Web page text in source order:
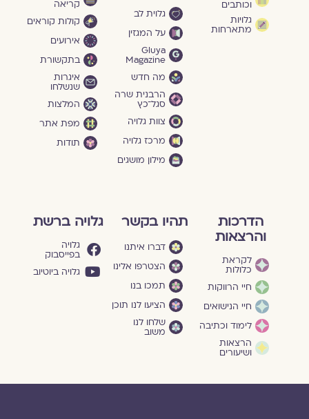
וכותבים
גלויות
מתארחות
גלוית לב
על המגזין
Gluya
Magazine
מה חדש
הרבנית שרה
סגל־כץ
צוות גלויה
מרכז גלויה
מילון מושגים
קריאה
קולות קוראים
אירועים
בתקשורת
איגרות
שנשלחו
המלצות
מפת אתר
תודות
הדרכות
והרצאות
לקראת
כלולות
חיי הרווקות
חיי הנישואים
לימוד וכתיבה
הרצאות
ושיעורים
תהיו בקשר
דברו איתנו
הצטרפו אלינו
תמכו בנו
הציעו לנו תוכן
שלחו לנו
משוב
גלויה ברשת
גלויה
בפייסבוק
גלויה ביוטיוב